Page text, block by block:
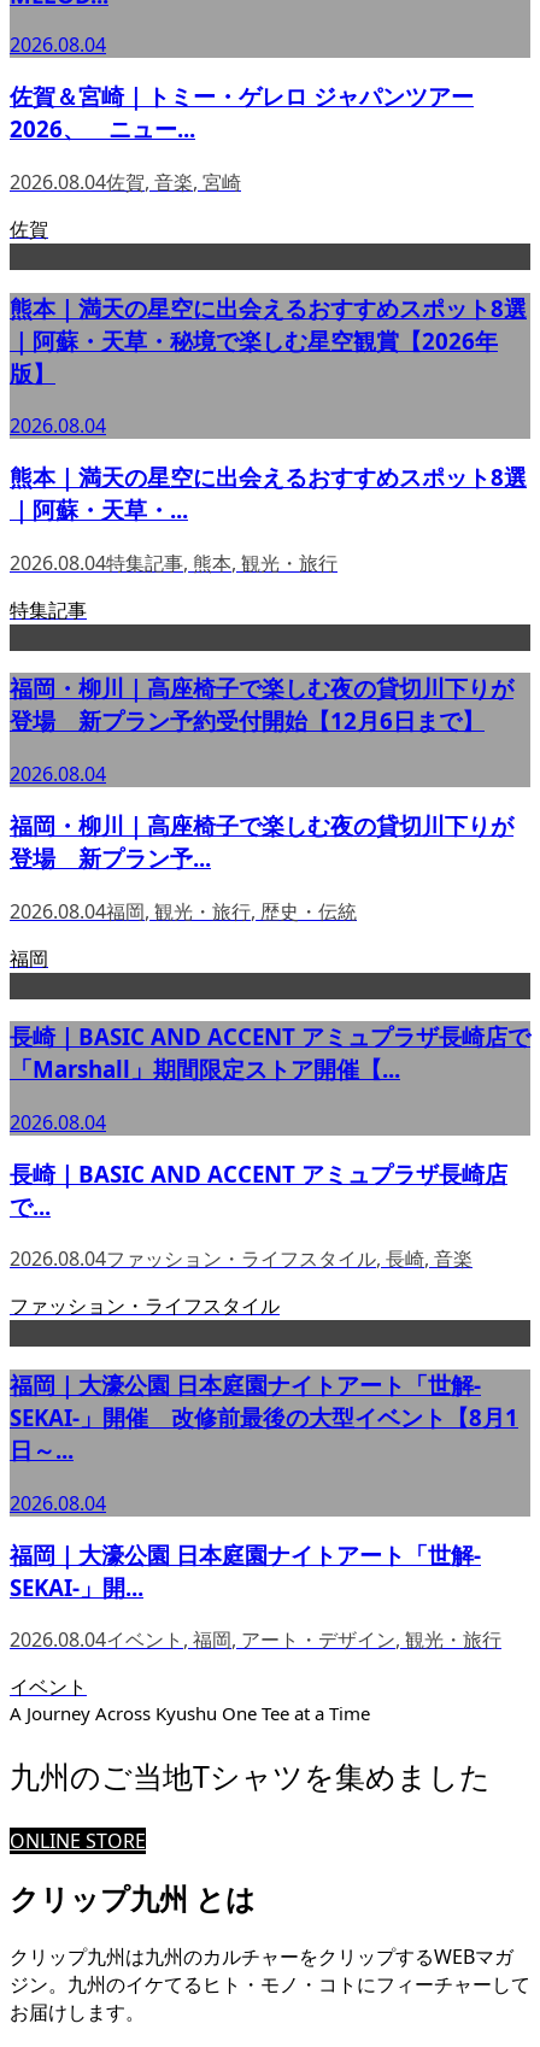
2026.08.04
佐賀＆宮崎｜トミー・ゲレロ ジャパンツアー
2026、 ニュー...
2026.08.04佐賀, 音楽, 宮崎
佐賀
熊本｜満天の星空に出会えるおすすめスポット8選
｜阿蘇・天草・秘境で楽しむ星空観賞【2026年
版】
2026.08.04
熊本｜満天の星空に出会えるおすすめスポット8選
｜阿蘇・天草・...
2026.08.04特集記事, 熊本, 観光・旅行
特集記事
福岡・柳川｜高座椅子で楽しむ夜の貸切川下りが
登場 新プラン予約受付開始【12月6日まで】
2026.08.04
福岡・柳川｜高座椅子で楽しむ夜の貸切川下りが
登場 新プラン予...
2026.08.04福岡, 観光・旅行, 歴史・伝統
福岡
長崎｜BASIC AND ACCENT アミュプラザ長崎店で
「Marshall」期間限定ストア開催【...
2026.08.04
長崎｜BASIC AND ACCENT アミュプラザ長崎店
で...
2026.08.04ファッション・ライフスタイル, 長崎, 音楽
ファッション・ライフスタイル
福岡｜大濠公園 日本庭園ナイトアート「世解-
SEKAI-」開催 改修前最後の大型イベント【8月1
日～...
2026.08.04
福岡｜大濠公園 日本庭園ナイトアート「世解-
SEKAI-」開...
2026.08.04イベント , 福岡, アート・デザイン, 観光・旅行
イベント
A Journey Across Kyushu One Tee at a Time
九州のご当地Tシャツを集めました
ONLINE STORE
クリップ九州 とは
クリップ九州は九州のカルチャーをクリップするWEBマガ
ジン。九州のイケてるヒト・モノ・コトにフィーチャーして
お届けします。